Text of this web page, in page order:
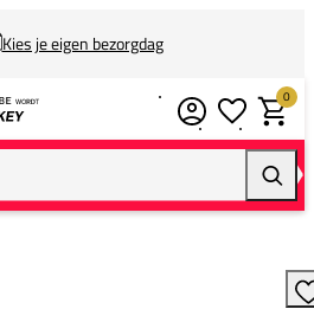
Kies je eigen bezorgdag
0